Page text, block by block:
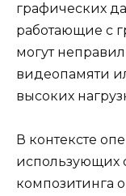
графических
работающие с
могут
видеопамяти
высоких
В контексте
использующих
композитинга